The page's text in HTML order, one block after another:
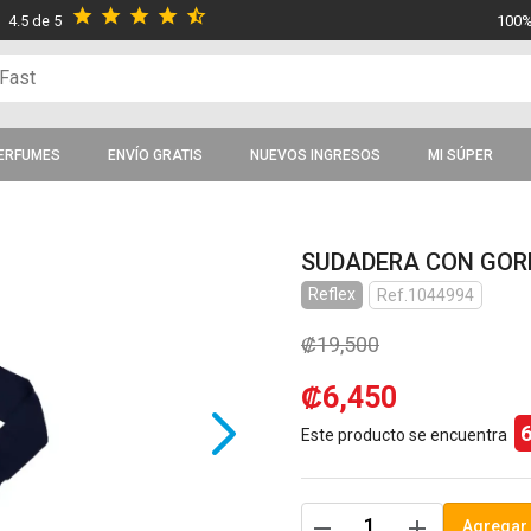
4.5 de 5 star star star star star_half
ENVÍO GRATIS NUEVOS INGRESOS MI SÚPER
SUDADERA CON
Reflex Ref.1044994
₡19,500
₡6,450
Este producto se encuentra
Agregar